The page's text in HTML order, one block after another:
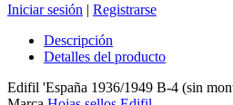
Iniciar sesión | Registrarse
Descripción
Detalles del producto
Edifil 'España 1936/1949 B-4 (sin